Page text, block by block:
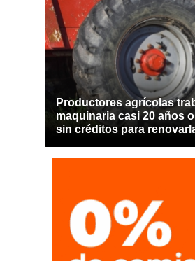
Productores agrícolas
maquinaria casi 20 años
sin créditos para